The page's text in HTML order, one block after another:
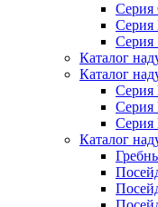
Серия
Серия
Серия
Каталог
Каталог
Серия
Серия
Серия
Каталог